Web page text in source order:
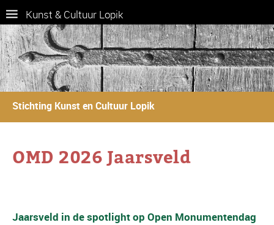
Kunst & Cultuur Lopik
Stichting Kunst en Cultuur Lopik
Jaarsveld in de spotlight op Open Monumentendag
OMD 2026 Jaarsveld